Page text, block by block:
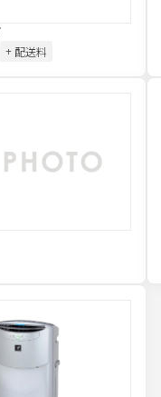
+ 配送料